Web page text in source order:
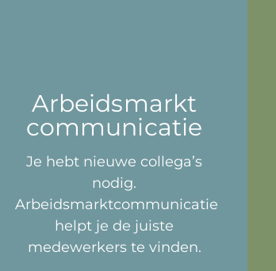
Arbeidsmarkt
communicatie
Je hebt nieuwe collega’s
nodig.
Arbeidsmarktcommunicatie
helpt je de juiste
medewerkers te vinden.